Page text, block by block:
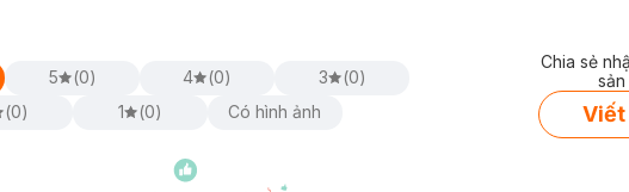
5 (0) 4 (0) 3 (0)
(0) 1 (0) Có hình ảnh
Chia sẻ
Viết